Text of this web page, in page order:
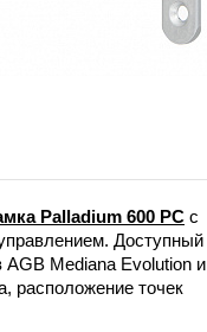
Palladium 600 PC с
Доступный
AGB Mediana Evolution и
расположение точек